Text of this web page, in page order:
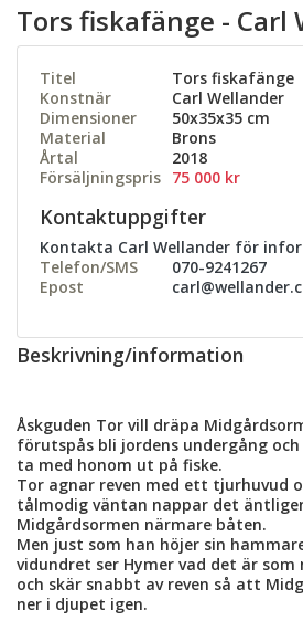
Tors fiskafänge - Carl
Titel
Tors fiskafänge
Konstnär
Carl Wellander
Dimensioner
50x35x35 cm
Material
Brons
Årtal
2018
Försäljningspris 75 000 kr
Kontaktuppgifter
Kontakta Carl Wellander för
Telefon/SMS
070-9241267
Epost
Beskrivning/information
Åskguden Tor vill dräpa
förutspås bli jordens undergång
ta med honom ut på fiske.
Tor agnar reven med ett tjurhuvud
tålmodig väntan nappar det
Midgårdsormen närmare båten.
Men just som han höjer sin
vidundret ser Hymer vad det är
och skär snabbt av reven så att
ner i djupet igen.